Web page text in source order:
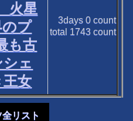
火星
のプ
も古
ェ
女
3days 0count
total 1743count
リスト